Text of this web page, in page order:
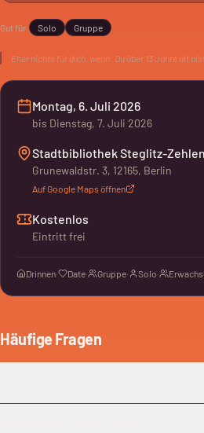
Gut für Solo Gruppe
Eher nichts für dich, wenn: Du über 13 Jahre alt
Montag, 6. Juli 2026
bis Dienstag, 7. Juli 2026
Stadtbibliothek Steglitz-
Grunewaldstr. 3, 12165, Berlin
Auf Google Maps öffnen
Kostenlos
Eintritt frei
Drinnen· Date· Gruppe· Solo·
Häufige Fragen